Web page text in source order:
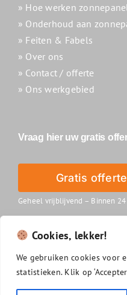
Cookies, lekker!
We gebruikencookiesvoor
statistieken. Klik op ‘
» Hoe werken
» Onderhoud aan
» Feiten & Fabels
» Over ons
» Contact / offerte
» Ons werkgebied
Vraag hier uw gratis
Gratis
Geheel vrijblijvend – Binnen